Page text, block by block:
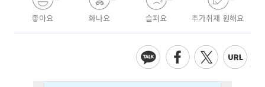
좋아요 화나요 슬퍼요 추가취재 원해요